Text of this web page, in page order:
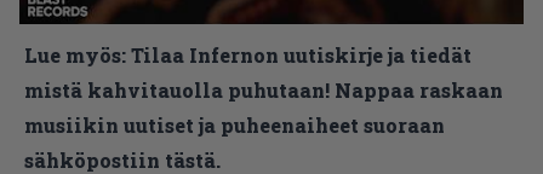
Lue myös:Tilaa Infernon uutiskirje ja tiedät
mistä kahvitauolla puhutaan! Nappaa raskaan
musiikin uutiset ja puheenaiheet suoraan
sähköpostiin tästä.